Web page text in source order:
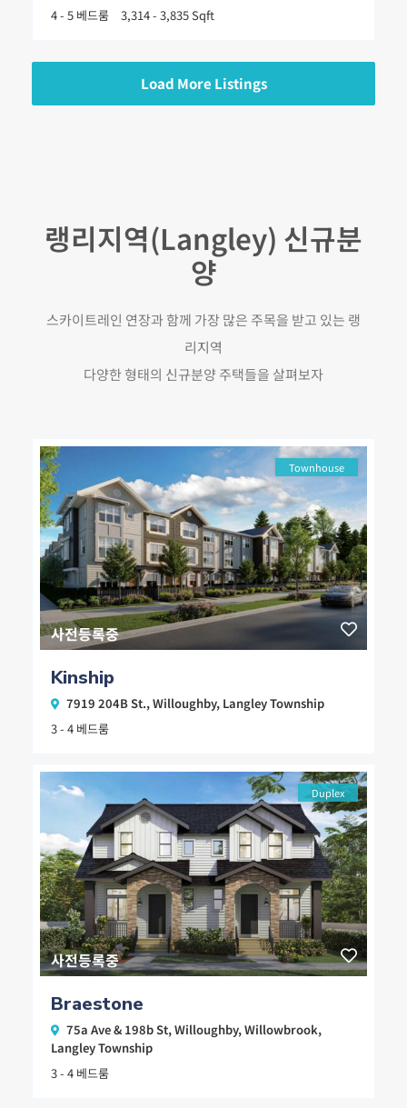
4 - 5 베드룸
3,314 - 3,835 Sqft
Load More Listings
랭리지역(Langley) 신규분
양
스카이트레인 연장과 함께 가장 많은 주목을 받고 있는 랭
리지역
다양한 형태의 신규분양 주택들을 살펴보자
사전등록중
Townhouse
Kinship
7919 204B St.,Willoughby, Langley Township
3 - 4 베드룸
사전등록중
Duplex
Braestone
75a Ave & 198b St,Willoughby,Willowbrook,
Langley Township
3 - 4 베드룸